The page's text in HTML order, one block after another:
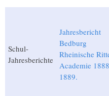
Schul-
Jahresberichte
Jahresbericht
Bedburg
Rheinische
Academie
1889.